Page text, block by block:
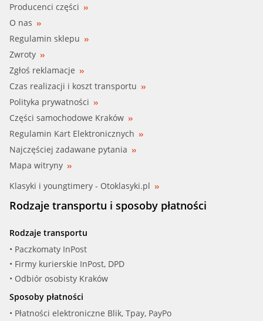
Producenci części
O nas
Regulamin sklepu
Zwroty
Zgłoś reklamacje
Czas realizacji i koszt transportu
Polityka prywatności
Części samochodowe Kraków
Regulamin Kart Elektronicznych
Najczęściej zadawane pytania
Mapa witryny
Klasyki i youngtimery - Otoklasyki.pl
Rodzaje transportu i sposoby płatności
Rodzaje transportu
• Paczkomaty InPost
• Firmy kurierskie InPost, DPD
• Odbiór osobisty Kraków
Sposoby płatności
• Płatności elektroniczne Blik, Tpay, PayPo